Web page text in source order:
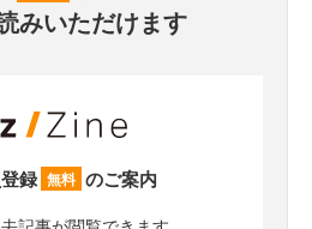
みいただけます
録 無料 のご案内